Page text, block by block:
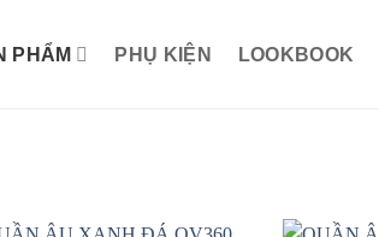
PHẨM PHỤ KIỆN LOOKBOOK